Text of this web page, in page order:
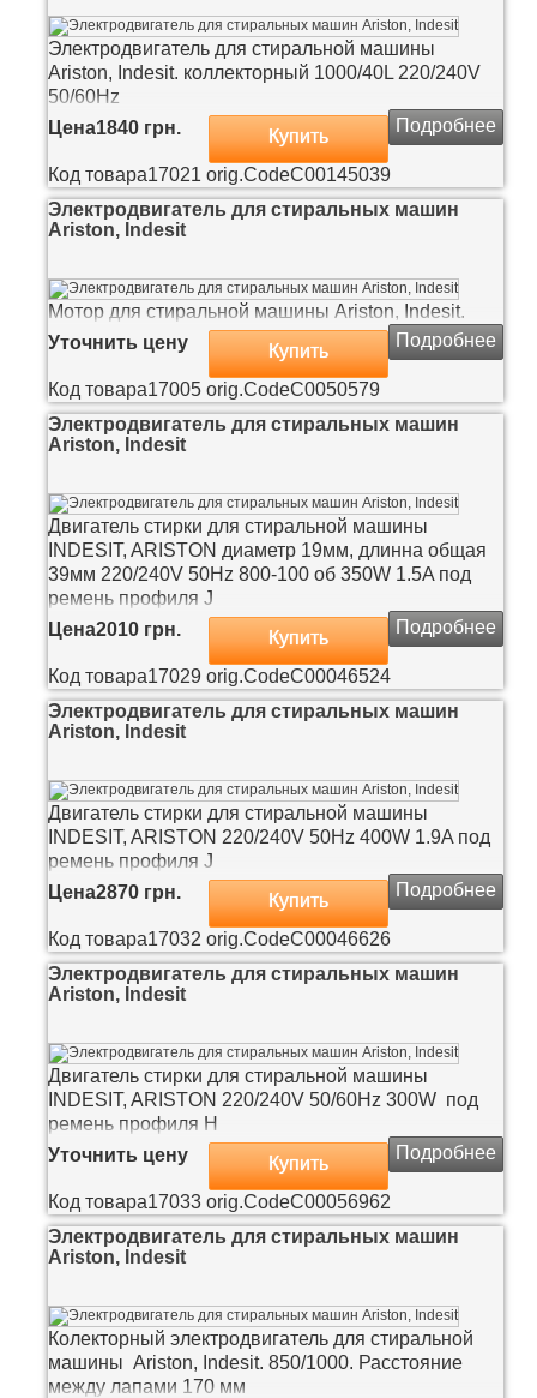
Электродвигатель для стиральной машины
Ariston, Indesit. коллекторный 1000/40L 220/240V
50/60Hz
Цена1840 грн. Подробнее
Купить
Код товара17021 orig.CodeC00145039
Электродвигатель для стиральных машин
Ariston, Indesit
Мотор для стиральной машины Ariston, Indesit.
Уточнить цену
Подробнее
Купить
Код товара17005 orig.CodeC0050579
Электродвигатель для стиральных машин
Ariston, Indesit
Двигатель стирки для стиральной машины
INDESIT, ARISTON диаметр 19мм, длинна общая
39мм 220/240V 50Hz 800-100 об 350W 1.5A под
ремень профиля J
Цена2010 грн. Подробнее
Купить
Код товара17029 orig.CodeC00046524
Электродвигатель для стиральных машин
Ariston, Indesit
Двигатель стирки для стиральной машины
INDESIT, ARISTON 220/240V 50Hz 400W 1.9A под
ремень профиля J
Цена2870 грн. Подробнее
Купить
Код товара17032 orig.CodeC00046626
Электродвигатель для стиральных машин
Ariston, Indesit
Двигатель стирки для стиральной машины
INDESIT, ARISTON 220/240V 50/60Hz 300W под
ремень профиля H
Уточнить цену
Подробнее
Купить
Код товара17033 orig.CodeC00056962
Электродвигатель для стиральных машин
Ariston, Indesit
Колекторный электродвигатель для стиральной
машины Ariston, Indesit. 850/1000. Расстояние
между лапами 170 мм